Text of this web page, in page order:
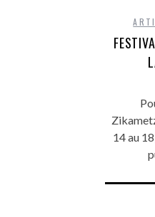
14 au